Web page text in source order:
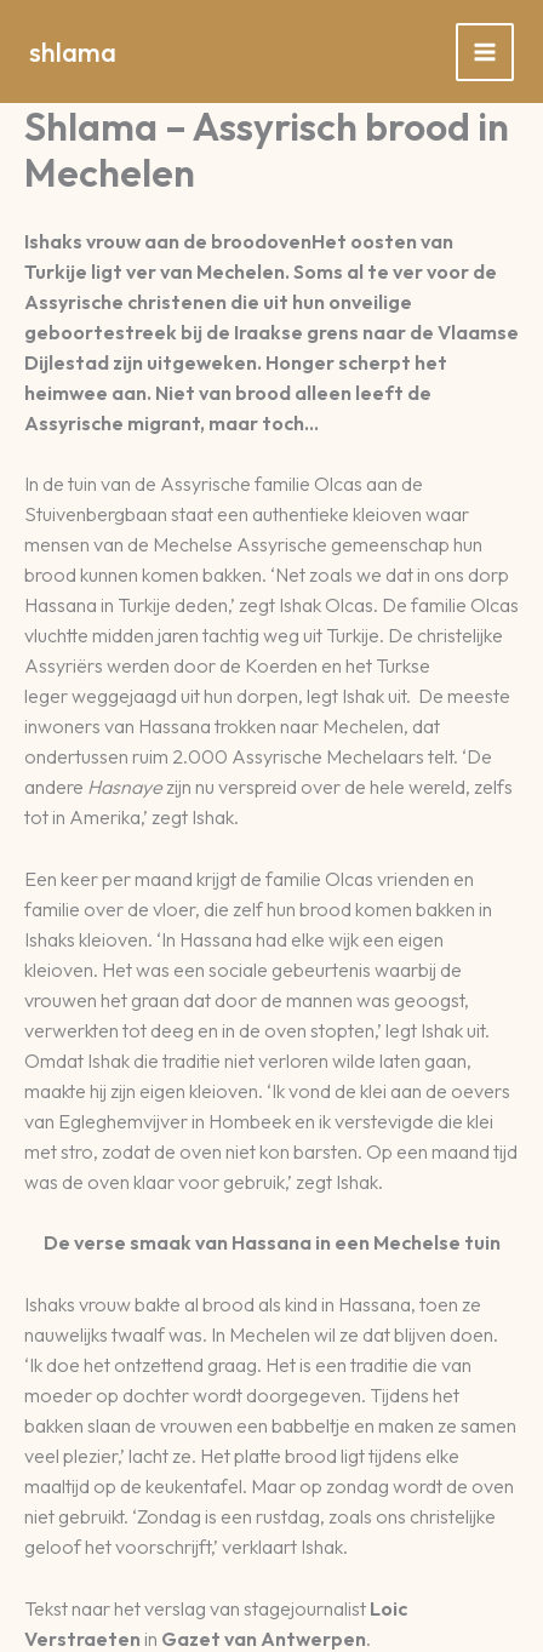
naar
inhoud
shlama
Shlama – Assyrisch brood in
Mechelen
Ishaks vrouw aan de broodovenHet oosten van
Turkije ligt ver van Mechelen. Soms al te ver voor de
Assyrische christenen die uit hun onveilige
geboortestreek bij de Iraakse grens naar de Vlaamse
Dijlestad zijn uitgeweken. Honger scherpt het
heimwee aan. Niet van brood alleen leeft de
Assyrische migrant, maar toch…
In de tuin van de Assyrische familie Olcas aan de
Stuivenbergbaan staat een authentieke kleioven waar
mensen van de Mechelse Assyrische gemeenschap hun
brood kunnen komen bakken. ‘Net zoals we dat in ons dorp
Hassana in Turkije deden,’ zegt Ishak Olcas. De familie Olcas
vluchtte midden jaren tachtig weg uit Turkije. De christelijke
Assyriërs werden door de Koerden en het Turkse
leger weggejaagd uit hun dorpen, legt Ishak uit. De meeste
inwoners van Hassana trokken naar Mechelen, dat
ondertussen ruim 2.000 Assyrische Mechelaars telt. ‘De
andere Hasnayezijn nu verspreid over de hele wereld, zelfs
tot in Amerika,’ zegt Ishak.
Een keer per maand krijgt de familie Olcas vrienden en
familie over de vloer, die zelf hun brood komen bakken in
Ishaks kleioven. ‘In Hassana had elke wijk een eigen
kleioven. Het was een sociale gebeurtenis waarbij de
vrouwen het graan dat door de mannen was geoogst,
verwerkten tot deeg en in de oven stopten,’ legt Ishak uit.
Omdat Ishak die traditie niet verloren wilde laten gaan,
maakte hij zijn eigen kleioven. ‘Ik vond de klei aan de oevers
van Egleghemvijver in Hombeek en ik verstevigde die klei
met stro, zodat de oven niet kon barsten. Op een maand tijd
was de oven klaar voor gebruik,’ zegt Ishak.
De verse smaak van Hassana in een Mechelse tuin
Ishaks vrouw bakte al brood als kind in Hassana, toen ze
nauwelijks twaalf was. In Mechelen wil ze dat blijven doen.
‘Ik doe het ontzettend graag. Het is een traditie die van
moeder op dochter wordt doorgegeven. Tijdens het
bakken slaan de vrouwen een babbeltje en maken ze samen
veel plezier,’ lacht ze. Het platte brood ligt tijdens elke
maaltijd op de keukentafel. Maar op zondag wordt de oven
niet gebruikt. ‘Zondag is een rustdag, zoals ons christelijke
geloof het voorschrijft,’ verklaart Ishak.
Tekst naar het verslag van stagejournalist Loic
Verstraeten in Gazet van Antwerpen.